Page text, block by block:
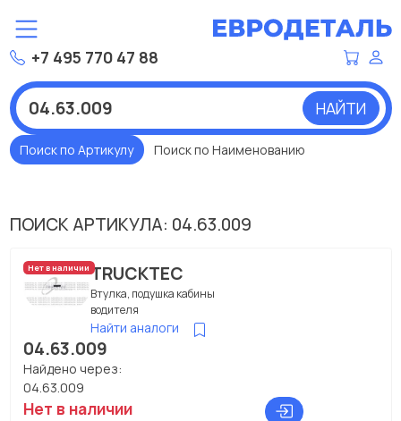
+7 495 770 47 88
НАЙТИ
Поиск по Артикулу Поиск по Наименованию
ПОИСК АРТИКУЛА: 04.63.009
Нет в наличииTRUCKTEC
Втулка, подушка кабины
водителя
Найти аналоги
04.63.009
Найдено через:
04.63.009
Нет в наличии